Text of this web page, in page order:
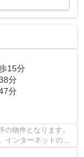
15分
分
分
物件となります。
インターネットの使